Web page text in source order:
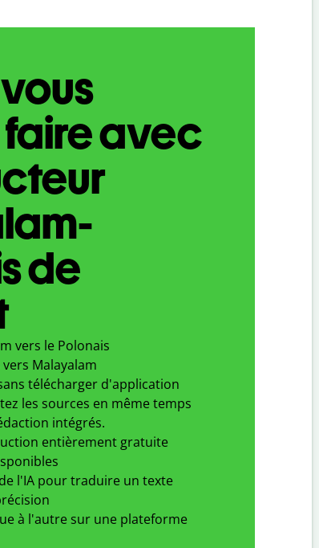
avec
de
vers le Polonais
Malayalam
télécharger d'application
les sources en même temps
intégrés.
entièrement gratuite
l'IA pour traduire un texte
à l'autre sur une plateforme